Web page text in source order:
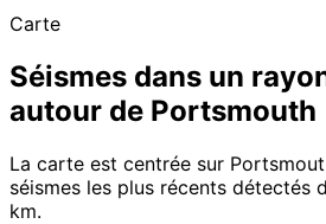
Carte
Séismes dans un
autour de Portsmouth
La carte est centrée sur
séismes les plus récents détectés
km.